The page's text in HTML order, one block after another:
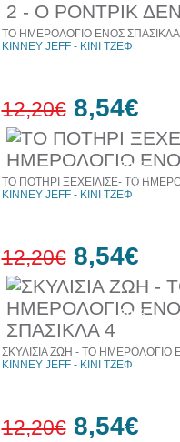
30%
έκπτωση
web
ΤΟ ΗΜΕΡΟΛΟΓΙΟ ΕΝΟΣ ΣΠΑΣΙΚΛΑ
KINNEY JEFF - ΚΙΝΙ ΤΖΕΦ
12,20€ 8,54€
30%
ΤΟ ΠΟΤΗΡΙ ΞΕΧΕΙΛΙΣΕ- ΤΟ
KINNEY JEFF - ΚΙΝΙ ΤΖΕΦ
12,20€ 8,54€
ΣΚΥΛΙΣΙΑ ΖΩΗ - ΤΟ ΗΜΕΡΟΛΟΓΙΟ
KINNEY JEFF - ΚΙΝΙ ΤΖΕΦ
12,20€ 8,54€